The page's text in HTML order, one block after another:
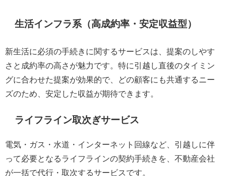
生活インフラ系（高成約率・安定収益型）
新生活に必須の手続きに関するサービスは、提案のしやす
さと成約率の高さが魅力です。特に引越し直後のタイミン
グに合わせた提案が効果的で、どの顧客にも共通するニー
ズのため、安定した収益が期待できます。
ライフライン取次ぎサービス
電気・ガス・水道・インターネット回線など、引越しに伴
って必要となるライフラインの契約手続きを、不動産会社
が一括で代行・取次するサービスです。